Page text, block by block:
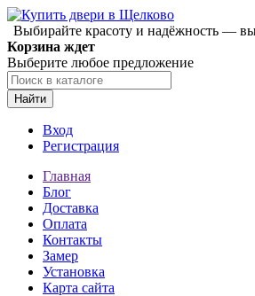
Выбирайте красоту и надёжность —
Корзина ждет
Выберите любое предложение
Найти
Вход
Регистрация
Главная
Блог
Доставка
Оплата
Контакты
Замер
Установка
Карта сайта